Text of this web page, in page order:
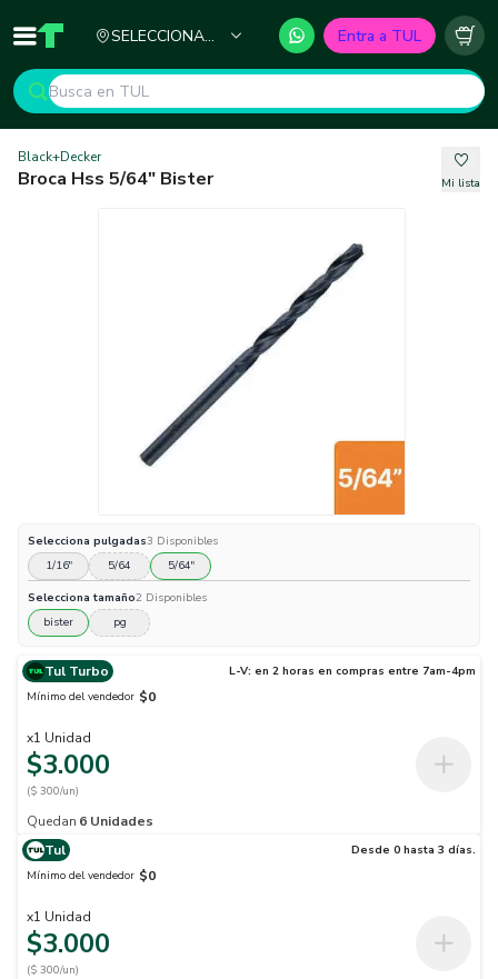
Inicio TUL - Tu Marketplace de Construcción
SELECCIONA
Entra a TUL
Black+Decker
Broca Hss 5/64" Bister Mi lista
Selecciona pulgadas3 Disponibles
1/16"
5/64 5/64"
Selecciona tamaño2 Disponibles
bister
pg
Tul Turbo
L-V: en 2 horas en compras entre 7am-4pm
Mínimo del vendedor $0
x1 Unidad
$3.000
($ 300/un)
Quedan 6 Unidades
Tul
Desde 0 hasta 3 días.
Mínimo del vendedor $0
x1 Unidad
$3.000
($ 300/un)